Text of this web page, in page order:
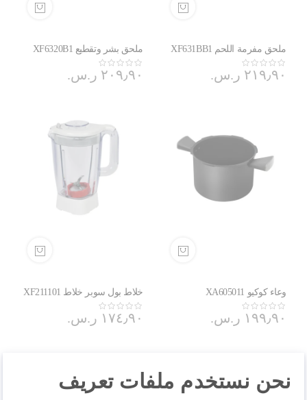
ملحق مفرمة اللحم XF631BB1
٢١٩٫٩٠ ر.س.‏
ملحق بشر وتقطيع XF6320B1
٢٠٩٫٩٠ ر.س.‏
وعاء كوكيو XA605011
١٩٩٫٩٠ ر.س.‏
خلاط بول سوبر خلاط XF211101
١٧٤٫٩٠ ر.س.‏
نحن نستخدم ملفات تعريف